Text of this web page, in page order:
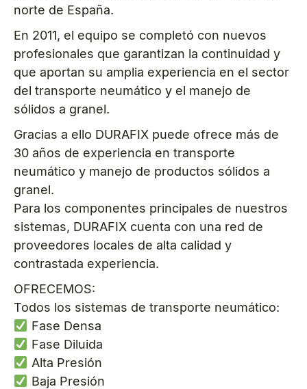
norte de España.
En 2011, el equipo se completó con nuevos
profesionales que garantizan la continuidad y
que aportan su amplia experiencia en el sector
del transporte neumático y el manejo de
sólidos a granel.
Gracias a ello DURAFIX puede ofrece más de
30 años de experiencia en transporte
neumático y manejo de productos sólidos a
granel.
Para los componentes principales de nuestros
sistemas, DURAFIX cuenta con una red de
proveedores locales de alta calidad y
contrastada experiencia.
OFRECEMOS:
Todos los sistemas de transporte neumático:
Fase Densa
Fase Diluida
Alta Presión
Baja Presión